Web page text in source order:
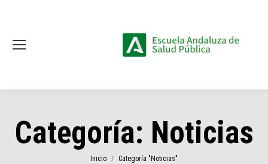
Categoría: Noticias
Estás aquí:
Inicio Categoría "Noticias"